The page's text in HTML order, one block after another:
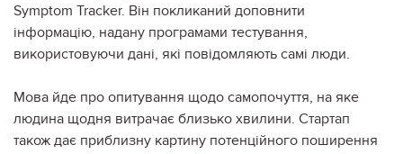
Symptom Tracker. Він покликаний доповнити
інформацію, надану програмами тестування,
використовуючи дані, які повідомляють самі люди.
Мова йде про опитування щодо самопочуття, на яке
людина щодня витрачає близько хвилини. Стартап
також дає приблизну картину потенційного поширення